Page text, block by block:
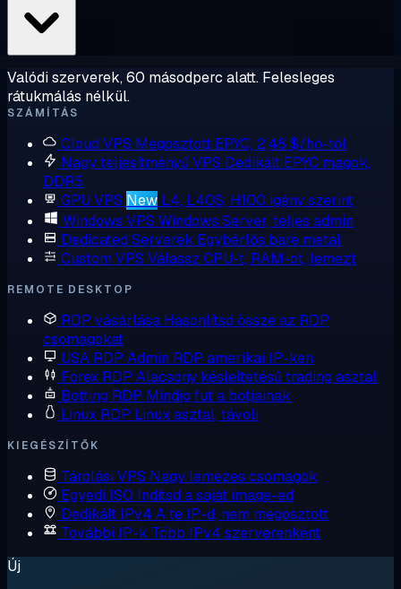
Valódi szerverek, 60 másodperc alatt. Felesleges
rátukmálás nélkül.
SZÁMÍTÁS
Cloud VPS Megosztott EPYC, 2,48 $/hó-tól
Nagy teljesítményű VPS Dedikált EPYC magok,
DDR5
GPU VPS New L4, L40S, H100 igény szerint
Windows VPS Windows Server, teljes admin
Dedicated Serverek Egybérlős bare metal
Custom VPS Válassz CPU-t, RAM-ot, lemezt
REMOTE DESKTOP
RDP vásárlása Hasonlítsd össze az RDP
csomagokat
USA RDP Admin RDP amerikai IP-ken
Forex RDP Alacsony késleltetésű trading asztal
Botting RDP Mindig fut a botjainak
Linux RDP Linux asztal, távoli
KIEGÉSZÍTŐK
Tárolási VPS Nagy lemezes csomagok
Egyedi ISO Indítsd a saját image-ed
Dedikált IPv4 A te IP-d, nem megosztott
További IP-k Több IPv4 szerverenként
Új